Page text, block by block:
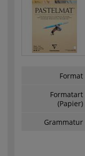
Format
Formatart
(Papier)
Grammatur